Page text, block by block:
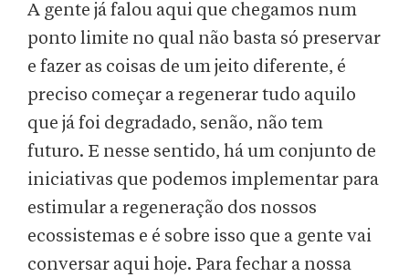
A gente já falou aqui que chegamos num
ponto limite no qual não basta só preservar
e fazer as coisas de um jeito diferente, é
preciso começar a regenerar tudo aquilo
que já foi degradado, senão, não tem
futuro. E nesse sentido, há um conjunto de
iniciativas que podemos implementar para
estimular a regeneração dos nossos
ecossistemas e é sobre isso que a gente vai
conversar aqui hoje. Para fechar a nossa